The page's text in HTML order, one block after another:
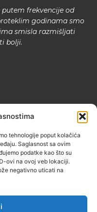
tehnologije poput kolačića
Saglasnost sa ovim
podatke kao što su
ovi na ovoj veb lokaciji.
negativno uticati na
frekvencije od
godinama smo
smisla razmišljati
bolji.
72000 ZENICA